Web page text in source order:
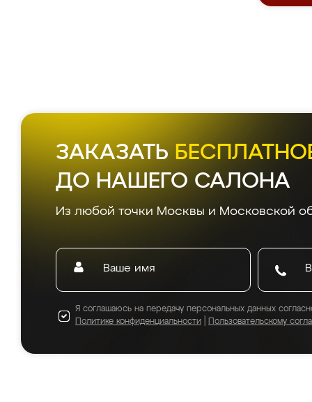
ЗАКАЗАТЬ
ДО НАШЕГО САЛОНА
Из любой точки Москвы и Московской
Я соглашаюсь на передачу персональных данных
Политике конфиденциальности
Пользовательскому